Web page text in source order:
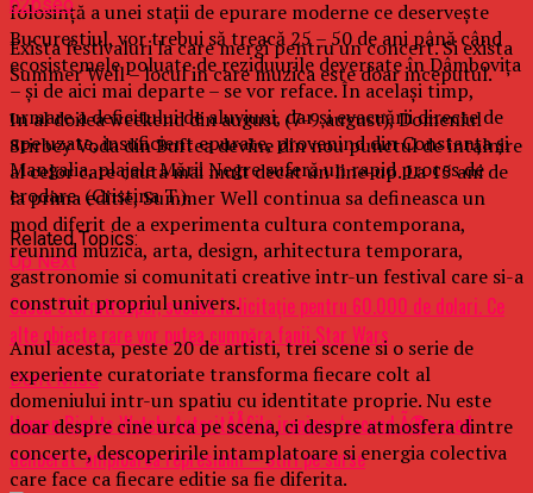
folosință a unei stații de epurare moderne ce deservește
Bucureștiul, vor trebui să treacă 25 – 50 de ani până când
ecosistemele poluate de reziduurile deversate în Dâmbovița
– și de aici mai departe – se vor reface. În același timp,
urmare a deficitului de aluviuni, dar și evacuării directe de
ape uzate, insuficient epurate, provenind din Constanța și
Mangalia, plajele Mării Negre suferă un rapid proces de
erodare. (Cristina T.).
Related Topics:
Up Next
Cască Stormtrooper, scoasă la licitaţie pentru 60.000 de dolari. Ce
alte obiecte rare vor putea cumpăra fanii Star Wars
Don't Miss
Human Rights Watch: AutoritÄÅ£ile iraniene ‘ascund Ã®n mod
deliberat’ amploarea represiunii – Stiri pe surse
Exista festivaluri la care mergi pentru un concert. Si exista
Summer Well – locul in care muzica este doar inceputul.
In al doilea weekend din august (7-9 august), Domeniul
Stirbey Voda din Buftea devine din nou punctul de intalnire
al celor care cauta mai mult decat un line-up. La 15 ani de
la prima editie, Summer Well continua sa defineasca un
mod diferit de a experimenta cultura contemporana,
reunind muzica, arta, design, arhitectura temporara,
gastronomie si comunitati creative intr-un festival care si-a
construit propriul univers.
Anul acesta, peste 20 de artisti, trei scene si o serie de
experiente curatoriate transforma fiecare colt al
domeniului intr-un spatiu cu identitate proprie. Nu este
doar despre cine urca pe scena, ci despre atmosfera dintre
concerte, descoperirile intamplatoare si energia colectiva
care face ca fiecare editie sa fie diferita.